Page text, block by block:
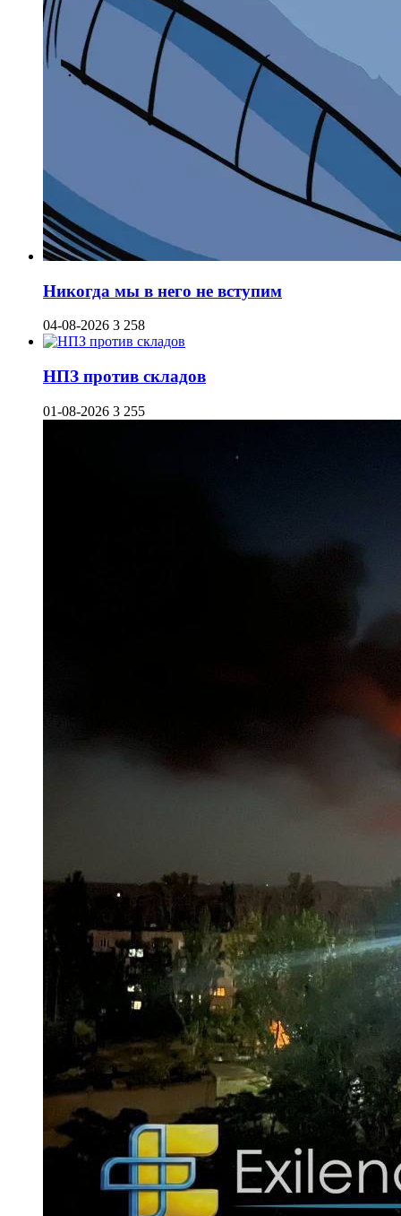
Никогда мы в него не вступим
04-08-2026 3 258
НПЗ против складов
01-08-2026 3 255